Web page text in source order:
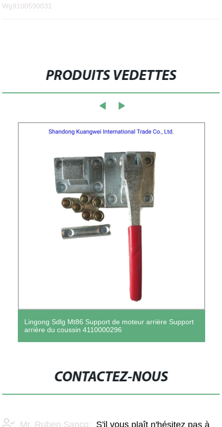
Wg9100590031
PRODUITS VEDETTES
Lingong Sdlg Mt86 Support de moteur arrière Support
arrière du coussin 4110000296
CONTACTEZ-NOUS
Mr. Ruben Sanco:
S'il vous plaît n'hésitez pas à